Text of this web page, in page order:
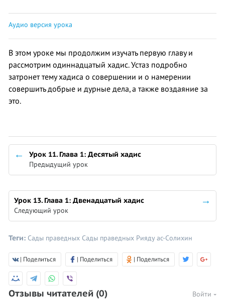
Аудио версия урока
В этом уроке мы продолжим изучать первую главу и
рассмотрим одиннадцатый хадис. Устаз подробно
затронет тему хадиса о совершении и о намерении
совершить добрые и дурные дела, а также воздаяние за
это.
Урок 11. Глава 1: Десятый хадис
Предыдущий урок
Урок 13. Глава 1: Двенадцатый хадис
Следующий урок
Теги: Сады праведных Сады праведных Рияду ас-Солихин
| Поделиться | Поделиться | Поделиться
Отзывы читателей (0) Войти